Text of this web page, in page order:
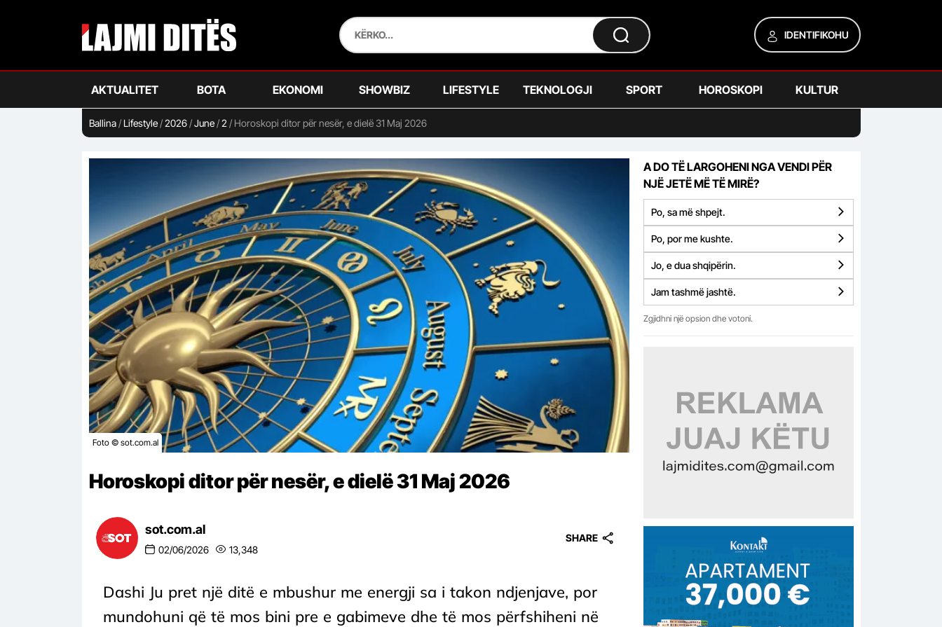
IDENTIFIKOHU
AKTUALITET BOTA EKONOMI SHOWBIZ LIFESTYLE TEKNOLOGJI SPORT HOROSKOPI KULTUR
Ballina/ Lifestyle/2026/June/2 / Horoskopi ditor për nesër, e dielë 31 Maj 2026
Foto © sot.com.al
Horoskopi ditor për nesër, e dielë 31 Maj 2026
sot.com.al
02/06/2026 13,348
SHARE
Dashi Ju pret një ditë e mbushur me energji sa i takon ndjenjave, por
mundohuni që të mos bini pre e gabimeve dhe të mos përfshiheni në
A DO TË LARGOHENI NGA VENDI PËR
NJË JETË MË TË MIRË?
Po, sa më shpejt.
Po, por me kushte.
Jo, e dua shqipërin.
Jam tashmë jashtë.
Zgjidhni një opsion dhe votoni.